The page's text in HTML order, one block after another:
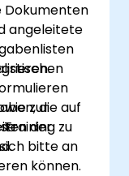
Dokumenten
zur
angeleitete
die auf
der zu
bitte an
können.